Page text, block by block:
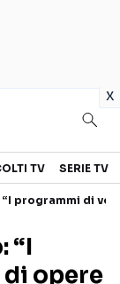
x
TV SERIE TV
programmi di
“I
opere